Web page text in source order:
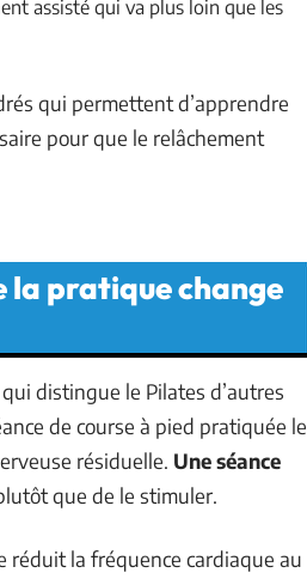
assisté qui va plus loin que les
qui permettent d’apprendre
pour que le relâchement
la pratique change
distingue le Pilates d’autres
de course à pied pratiquée le
résiduelle. Une séance
que de le stimuler.
la fréquence cardiaque au